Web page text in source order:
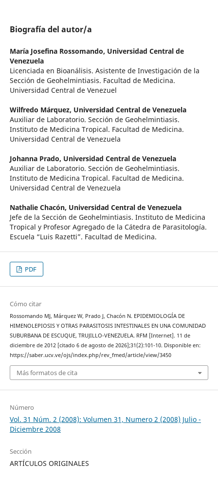
Biografía del autor/a
María Josefina Rossomando, Universidad Central de
Venezuela
Licenciada en Bioanálisis. Asistente de Investigación de la
Sección de Geohelmintiasis. Facultad de Medicina.
Universidad Central de Venezuel
Wilfredo Márquez, Universidad Central de Venezuela
Auxiliar de Laboratorio. Sección de Geohelmintiasis.
Instituto de Medicina Tropical. Facultad de Medicina.
Universidad Central de Venezuela
Johanna Prado, Universidad Central de Venezuela
Auxiliar de Laboratorio. Sección de Geohelmintiasis.
Instituto de Medicina Tropical. Facultad de Medicina.
Universidad Central de Venezuela
Nathalie Chacón, Universidad Central de Venezuela
Jefe de la Sección de Geohelmintiasis. Instituto de Medicina
Tropical y Profesor Agregado de la Cátedra de Parasitología.
Escuela “Luis Razetti”. Facultad de Medicina.
PDF
Cómo citar
Rossomando MJ, Márquez W, Prado J, Chacón N. EPIDEMIOLOGÍA DE
HIMENOLEPIOSIS Y OTRAS PARASITOSIS INTESTINALES EN UNA COMUNIDAD
SUBURBANA DE ESCUQUE, TRUJILLO-VENEZUELA. RFM [Internet]. 11 de
diciembre de 2012 [citado 6 de agosto de 2026];31(2):101-10. Disponible en:
https://saber.ucv.ve/ojs/index.php/rev_fmed/article/view/3450
Más formatos de cita
Número
Vol. 31 Núm. 2 (2008): Volumen 31, Numero 2 (2008) Julio -
Diciembre 2008
Sección
ARTÍCULOS ORIGINALES